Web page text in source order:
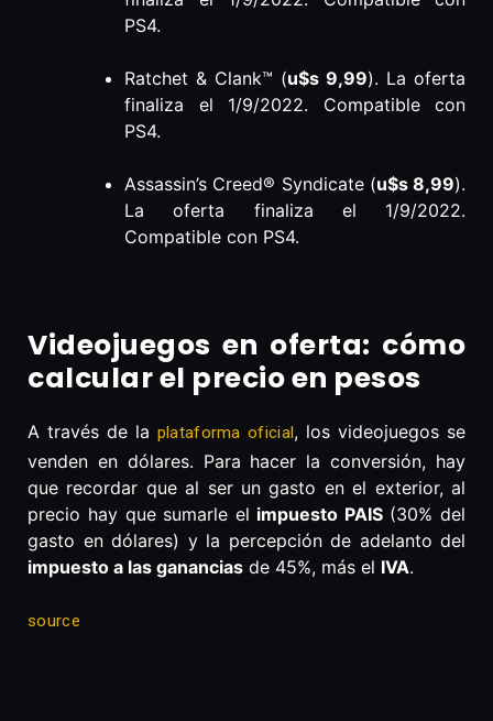
PS4.
Ratchet & Clank™ (u$s 9,99). La oferta
finaliza el 1/9/2022. Compatible con
PS4.
Assassin’s Creed® Syndicate (u$s 8,99).
La oferta finaliza el 1/9/2022.
Compatible con PS4.
Videojuegos en oferta: cómo
calcular el precio en pesos
A través de la plataforma oficial, los videojuegos se
venden en dólares. Para hacer la conversión, hay
que recordar que al ser un gasto en el exterior, al
precio hay que sumarle el impuesto PAIS(30% del
gasto en dólares) y la percepción de adelanto del
impuesto a las ganancias de 45%, más el IVA.
source